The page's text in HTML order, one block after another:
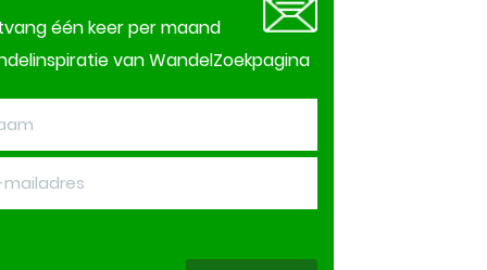
één keer per maand
van WandelZoekpagina